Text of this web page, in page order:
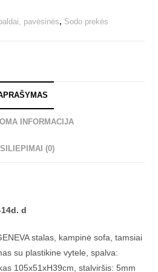
pavėsinės, Sodo prekės
INFORMACIJA
(0)
d
stalas, kampinė sofa, tamsiai
su plastikine vytele, spalva:
105x51xH39cm, stalviršis: 5mm